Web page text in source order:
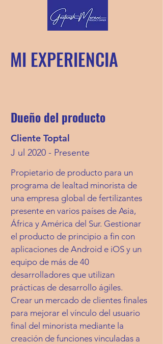
Dueño del producto
Cliente Toptal
J ul 2020 - Presente
Propietario de producto para un
programa de lealtad minorista de
una empresa global de fertilizantes
presente en varios países de Asia,
África y América del Sur. Gestionar
el producto de principio a fin con
aplicaciones de Android e iOS y un
equipo de más de 40
desarrolladores que utilizan
prácticas de desarrollo ágiles.
Crear un mercado de clientes finales
para mejorar el vínculo del usuario
final del minorista mediante la
creación de funciones vinculadas a
MI EXPERIENCIA